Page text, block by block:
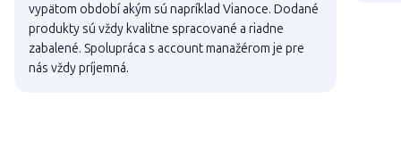
vypätom období akým sú napríklad Vianoce. Dodané
produkty sú vždy kvalitne spracované a riadne
zabalené. Spolupráca s account manažérom je pre
nás vždy príjemná.